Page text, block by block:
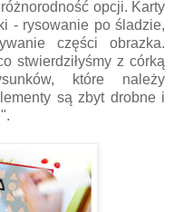
opcji. Karty
- rysowanie po śladzie,
części obrazka.
stwierdziłyśmy z córką
które należy
są zbyt drobne i